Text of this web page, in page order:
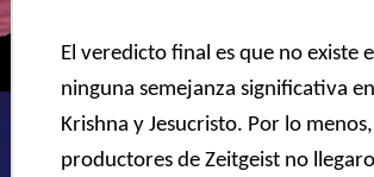
El veredicto final es que no existe
ninguna semejanza significativa
Krishna y Jesucristo. Por lo
productores de Zeitgeist no